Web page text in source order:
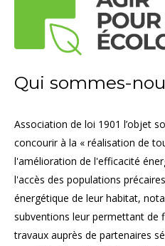
Qui sommes-
Association de loi 1901 l’objet
concourir à la « réalisation de
l'amélioration de l'efficacité
l'accès des populations
énergétique de leur habitat,
subventions leur permettant de
travaux auprès de partenaires